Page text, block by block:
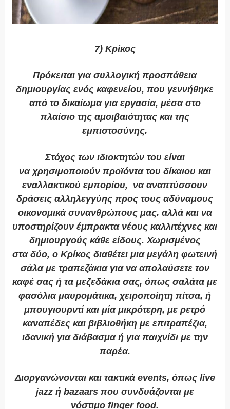
7) Κρίκος
Πρόκειται για συλλογική προσπάθεια
δημιουργίας ενός καφενείου, που γεννήθηκε
από το δικαίωμα για εργασία, μέσα στο
πλαίσιο της αμοιβαιότητας και της
εμπιστοσύνης.
Στόχος των ιδιοκτητών του είναι
να χρησιμοποιούν προϊόντα του δίκαιου και
εναλλακτικού εμπορίου, να αναπτύσσουν
δράσεις αλληλεγγύης προς τους αδύναμους
οικονομικά συνανθρώπους μας. αλλά και να
υποστηρίζουν έμπρακτα νέους καλλιτέχνες και
δημιουργούς κάθε είδους. Χωρισμένος
στα δύο, ο Κρίκος διαθέτει μια μεγάλη φωτεινή
σάλα με τραπεζάκια για να απολαύσετε τον
καφέ σας ή τα μεζεδάκια σας, όπως σαλάτα με
φασόλια μαυρομάτικα, χειροποίητη πίτσα, ή
μπουγιουρντί και μία μικρότερη, με ρετρό
καναπέδες και βιβλιοθήκη με επιτραπέζια,
ιδανική για διάβασμα ή για παιχνίδι με την
παρέα.
Διοργανώνονται και τακτικά events, όπως live
jazz ή bazaars που συνδυάζονται με
νόστιμο finger food.